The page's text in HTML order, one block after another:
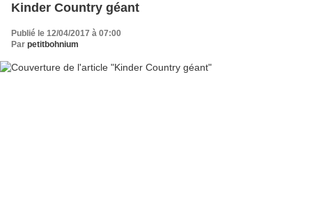
Kinder Country géant
Publié le 12/04/2017 à 07:00
Par petitbohnium